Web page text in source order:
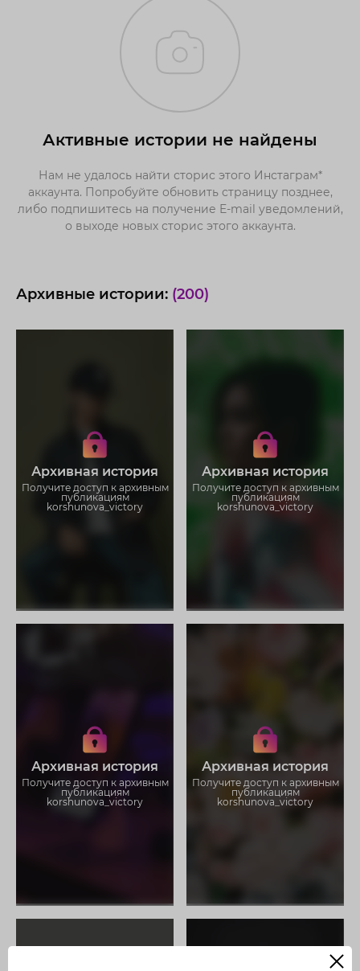
Активные истории не найдены
Нам не удалось найти сторис этого Инстаграм*
аккаунта. Попробуйте обновить страницу позднее,
либо подпишитесь на получение E-mail уведомлений,
о выходе новых сторис этого аккаунта.
Архивные истории: (200)
Архивная история
Получите доступ к архивным
публикациям
korshunova_victory
Получите доступ к архивным
историям korshunova_victory
Не отвлекайтесь на рекламу
Загружайте истории без
ограничений
Архивная история
Получите доступ к архивным
публикациям
korshunova_victory
Получите доступ к архивным
историям korshunova_victory
Не отвлекайтесь на рекламу
Загружайте истории без
ограничений
Архивная история
Получите доступ к архивным
публикациям
korshunova_victory
Получите доступ к архивным
историям korshunova_victory
Не отвлекайтесь на рекламу
Загружайте истории без
ограничений
Архивная история
Получите доступ к архивным
публикациям
korshunova_victory
Получите доступ к архивным
историям korshunova_victory
Не отвлекайтесь на рекламу
Загружайте истории без
ограничений